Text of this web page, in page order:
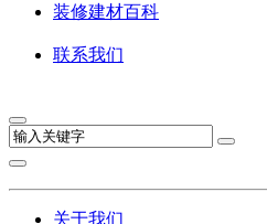
装修建材百科
联系我们
关于我们